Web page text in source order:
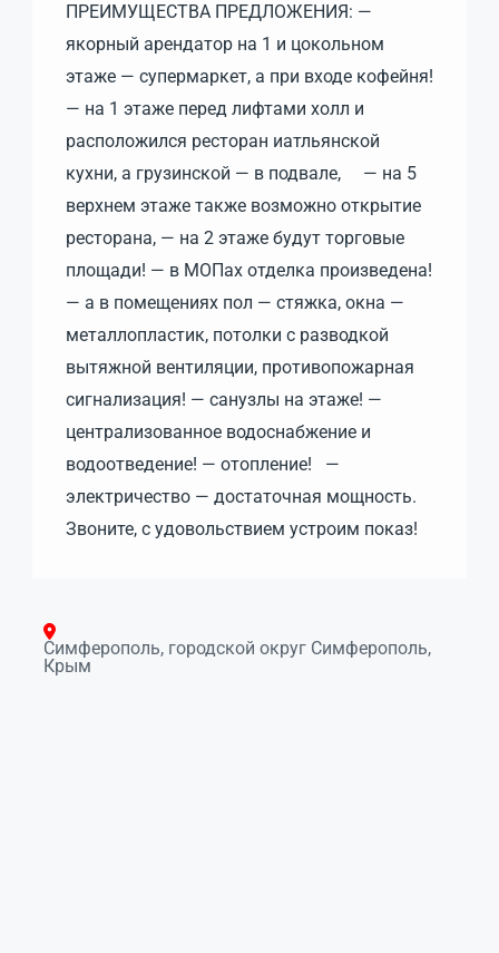
ПРЕИМУЩЕСТВА ПРЕДЛОЖЕНИЯ: —
якорный арендатор на 1 и цокольном
этаже — супермаркет, а при входе кофейня!
— на 1 этаже перед лифтами холл и
расположился ресторан иатльянской
кухни, а грузинской — в подвале, — на 5
верхнем этаже также возможно открытие
ресторана, — на 2 этаже будут торговые
площади! — в МОПах отделка произведена!
— а в помещениях пол — стяжка, окна —
металлопластик, потолки с разводкой
вытяжной вентиляции, противопожарная
сигнализация! — санузлы на этаже! —
централизованное водоснабжение и
водоотведение! — отопление! —
электричество — достаточная мощность.
Звоните, с удовольствием устроим показ!
Симферополь, городской округ Симферополь,
Крым